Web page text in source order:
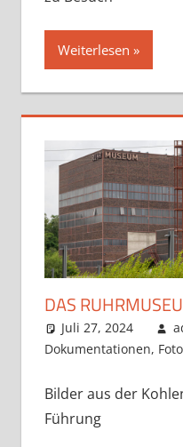
Weiterlesen
DAS
Juli 27, 2024
Dokumentationen,
Bilder aus der
Führung